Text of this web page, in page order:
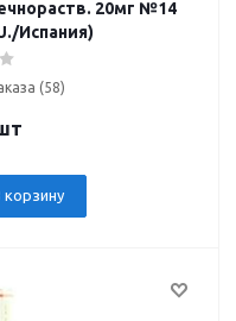
20мг №14
Испания)
(58)
корзину